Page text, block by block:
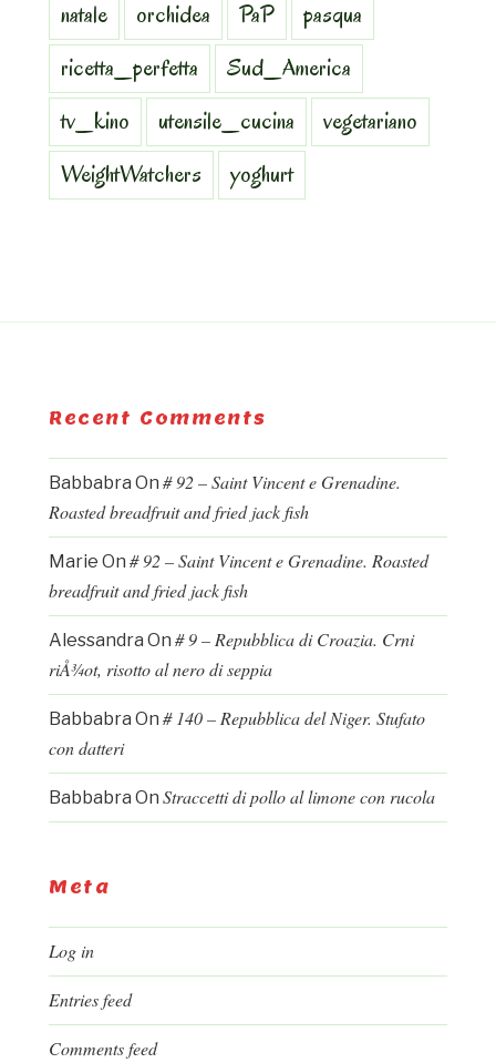
natale
orchidea PaP
pasqua
ricetta_perfetta
Sud_America
tv_kino
utensile_cucina
vegetariano
WeightWatchers
yoghurt
Recent Comments
Babbabra On # 92 – Saint Vincent e Grenadine.
Roasted breadfruit and fried jack fish
Marie On # 92 – Saint Vincent e Grenadine. Roasted
breadfruit and fried jack fish
Alessandra On # 9 – Repubblica di Croazia. Crni
riÅ¾ot, risotto al nero di seppia
Babbabra On # 140 – Repubblica del Niger. Stufato
con datteri
Babbabra On Straccetti di pollo al limone con rucola
Meta
Log in
Entries feed
Comments feed